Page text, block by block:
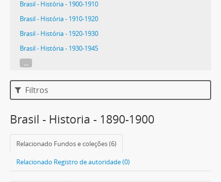
Brasil - História - 1900-1910
Brasil - História - 1910-1920
Brasil - História - 1920-1930
Brasil - História - 1930-1945
...
Filtros
Brasil - Historia - 1890-1900
Relacionado Fundos e coleções (6)
Relacionado Registro de autoridade (0)